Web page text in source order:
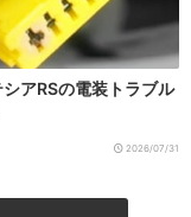
アRSの電装トラブル
2026/07/31